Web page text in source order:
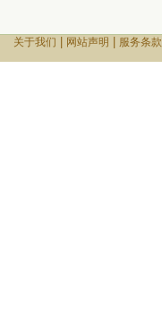
关于我们 网站声明 服务条款